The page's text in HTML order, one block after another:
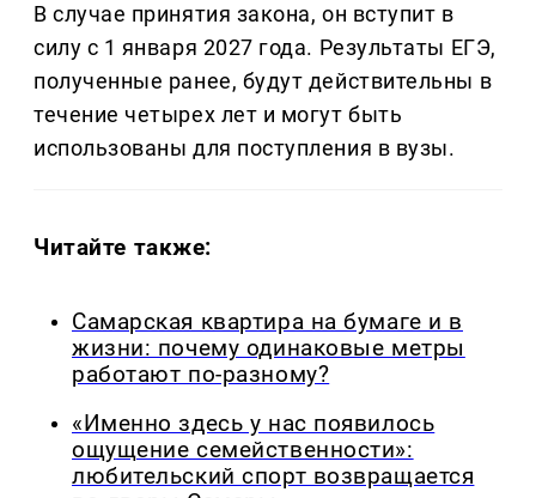
В случае принятия закона, он вступит в
силу с 1 января 2027 года. Результаты ЕГЭ,
полученные ранее, будут действительны в
течение четырех лет и могут быть
использованы для поступления в вузы.
Читайте также:
Самарская квартира на бумаге и в
жизни: почему одинаковые метры
работают по-разному?
«Именно здесь у нас появилось
ощущение семейственности»:
любительский спорт возвращается